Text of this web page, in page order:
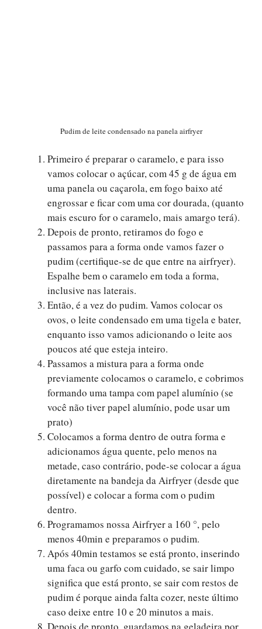
Pudim de leite condensado na panela airfryer
Primeiro é preparar o caramelo, e para isso
vamos colocar o açúcar, com 45 g de água em
uma panela ou caçarola, em fogo baixo até
engrossar e ficar com uma cor dourada, (quanto
mais escuro for o caramelo, mais amargo terá).
Depois de pronto, retiramos do fogo e
passamos para a forma onde vamos fazer o
pudim (certifique-se de que entre na airfryer).
Espalhe bem o caramelo em toda a forma,
inclusive nas laterais.
Então, é a vez do pudim. Vamos colocar os
ovos, o leite condensado em uma tigela e bater,
enquanto isso vamos adicionando o leite aos
poucos até que esteja inteiro.
Passamos a mistura para a forma onde
previamente colocamos o caramelo, e cobrimos
formando uma tampa com papel alumínio (se
você não tiver papel alumínio, pode usar um
prato)
Colocamos a forma dentro de outra forma e
adicionamos água quente, pelo menos na
metade, caso contrário, pode-se colocar a água
diretamente na bandeja da Airfryer (desde que
possível) e colocar a forma com o pudim
dentro.
Programamos nossa Airfryer a 160 °, pelo
menos 40min e preparamos o pudim.
Após 40min testamos se está pronto, inserindo
uma faca ou garfo com cuidado, se sair limpo
significa que está pronto, se sair com restos de
pudim é porque ainda falta cozer, neste último
caso deixe entre 10 e 20 minutos a mais.